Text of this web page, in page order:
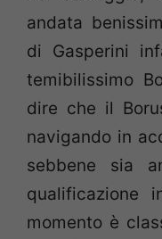
andata
di Gasperini
temibilissimo
dire che il
navigando in
sebbene sia
qualificazione
momento è